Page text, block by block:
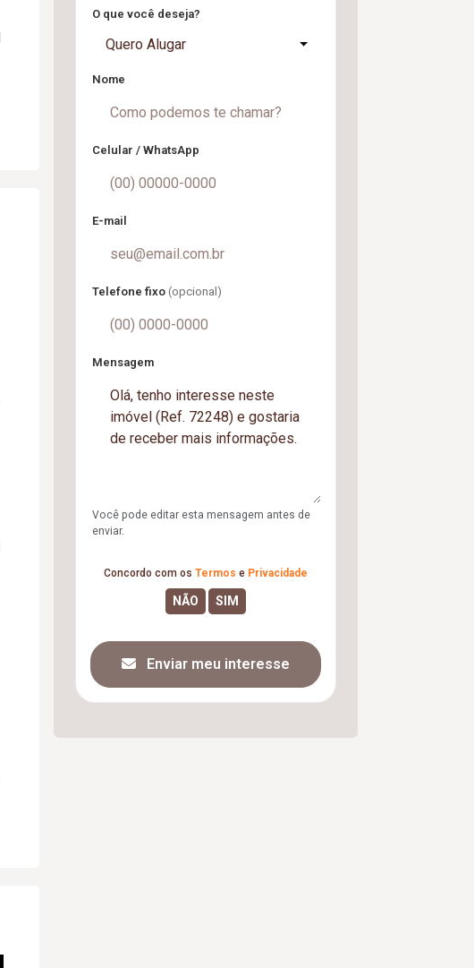
O que você deseja?
Quero Alugar
Nome
Celular / WhatsApp
E-mail
Telefone fixo (opcional)
Mensagem
Você pode editar esta mensagem antes de
enviar.
Concordo com os Termos e Privacidade
Enviar meu interesse